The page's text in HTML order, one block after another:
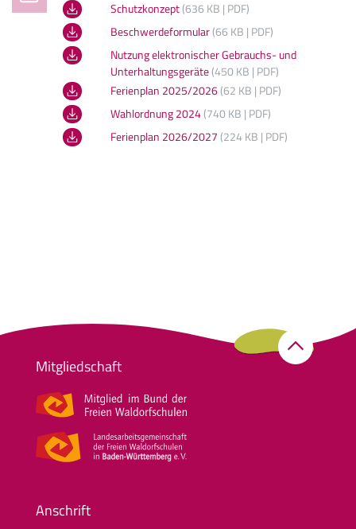
Schutzkonzept(636 KB | PDF)
Beschwerdeformular(66 KB | PDF)
Nutzung elektronischer Gebrauchs- und
Unterhaltungsgeräte(450 KB | PDF)
Ferienplan 2025/2026(62 KB | PDF)
Wahlordnung 2024(740 KB | PDF)
Ferienplan 2026/2027(224 KB | PDF)
Mitgliedschaft
Anschrift